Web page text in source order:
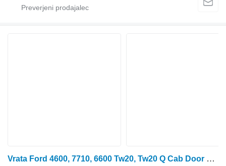
Vrata Ford 4600, 7710, 6600 Tw20, Tw20 Q Cab Door Right Assembly D8nn942012 D8NN9420124BC